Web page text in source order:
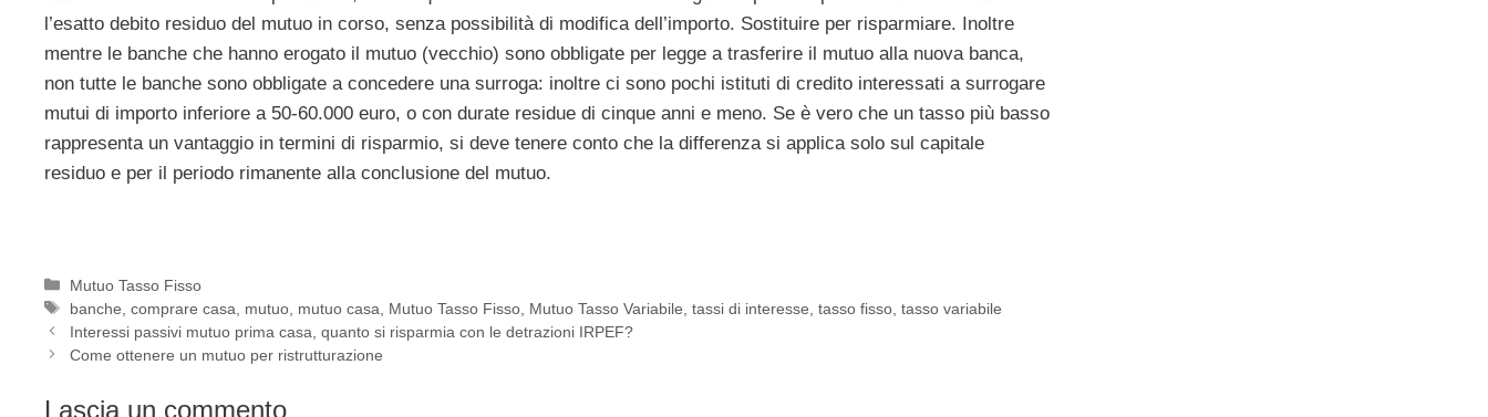
l’esatto debito residuo del mutuo in corso, senza possibilità di modifica dell’importo. Sostituire per risparmiare. Inoltre
mentre le banche che hanno erogato il mutuo (vecchio) sono obbligate per legge a trasferire il mutuo alla nuova banca,
non tutte le banche sono obbligate a concedere una surroga: inoltre ci sono pochi istituti di credito interessati a surrogare
mutui di importo inferiore a 50-60.000 euro, o con durate residue di cinque anni e meno. Se è vero che un tasso più basso
rappresenta un vantaggio in termini di risparmio, si deve tenere conto che la differenza si applica solo sul capitale
residuo e per il periodo rimanente alla conclusione del mutuo.
Categorie
Mutuo Tasso Fisso
Tag
banche ,comprare casa mutuo mutuo casa Mutuo Tasso Fisso Mutuo Tasso Variabile ,tassi di interesse ,tasso fisso ,tasso variabile
Interessi passivi mutuo prima casa, quanto si risparmia con le detrazioni IRPEF?
Come ottenere un mutuo per ristrutturazione
Lascia un commento